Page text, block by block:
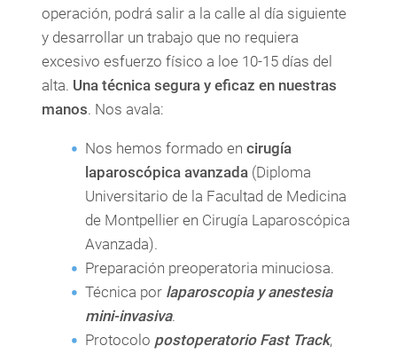
operación, podrá salir a la calle al día siguiente
y desarrollar un trabajo que no requiera
excesivo esfuerzo físico a loe 10-15 días del
alta. Una técnica segura y eficaz en nuestras
manos. Nos avala:
Nos hemos formado encirugía
laparoscópica avanzada(Diploma
Universitario de la Facultad de Medicina
de Montpellier en Cirugía Laparoscópica
Avanzada).
Preparación preoperatoria minuciosa.
Técnica por laparoscopia y anestesia
mini-invasiva.
Protocolo postoperatorio Fast Track,